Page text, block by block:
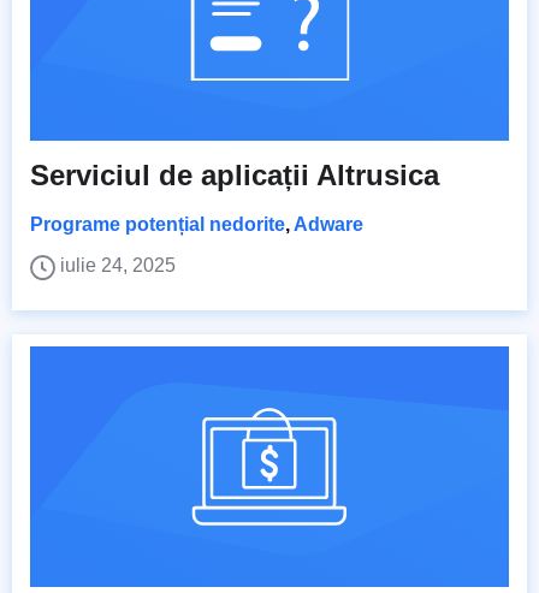
Serviciul de aplicații Altrusica
Programe potențial nedorite, Adware
iulie 24, 2025